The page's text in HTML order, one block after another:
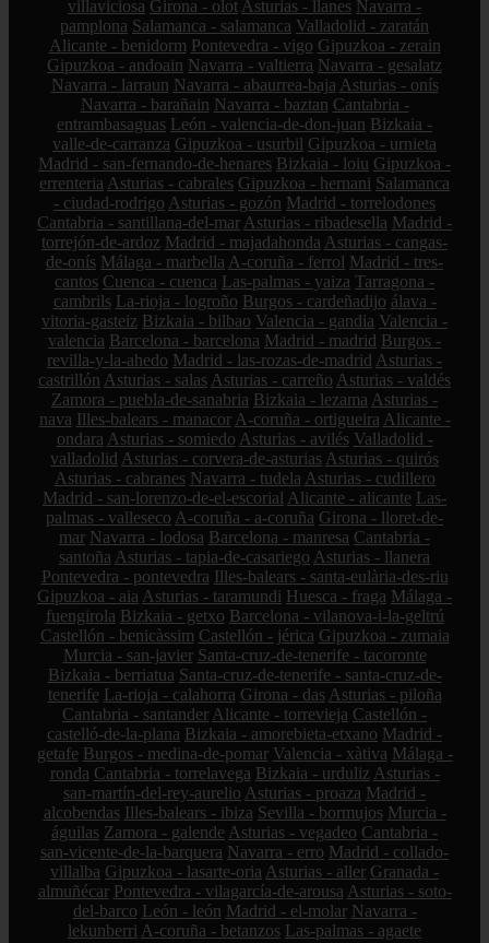
villaviciosa Girona - olot Asturias - llanes Navarra -
pamplona Salamanca - salamanca Valladolid - zaratán
Alicante - benidorm Pontevedra - vigo Gipuzkoa - zerain
Gipuzkoa - andoain Navarra - valtierra Navarra - gesalatz
Navarra - larraun Navarra - abaurrea-baja Asturias - onís
Navarra - barañain Navarra - baztan Cantabria -
entrambasaguas León - valencia-de-don-juan Bizkaia -
valle-de-carranza Gipuzkoa - usurbil Gipuzkoa - urnieta
Madrid - san-fernando-de-henares Bizkaia - loiu Gipuzkoa -
errenteria Asturias - cabrales Gipuzkoa - hernani Salamanca
- ciudad-rodrigo Asturias - gozón Madrid - torrelodones
Cantabria - santillana-del-mar Asturias - ribadesella Madrid -
torrejón-de-ardoz Madrid - majadahonda Asturias - cangas-
de-onís Málaga - marbella A-coruña - ferrol Madrid - tres-
cantos Cuenca - cuenca Las-palmas - yaiza Tarragona -
cambrils La-rioja - logroño Burgos - cardeñadijo álava -
vitoria-gasteiz Bizkaia - bilbao Valencia - gandia Valencia -
valencia Barcelona - barcelona Madrid - madrid Burgos -
revilla-y-la-ahedo Madrid - las-rozas-de-madrid Asturias -
castrillón Asturias - salas Asturias - carreño Asturias - valdés
Zamora - puebla-de-sanabria Bizkaia - lezama Asturias -
nava Illes-balears - manacor A-coruña - ortigueira Alicante -
ondara Asturias - somiedo Asturias - avilés Valladolid -
valladolid Asturias - corvera-de-asturias Asturias - quirós
Asturias - cabranes Navarra - tudela Asturias - cudillero
Madrid - san-lorenzo-de-el-escorial Alicante - alicante Las-
palmas - valleseco A-coruña - a-coruña Girona - lloret-de-
mar Navarra - lodosa Barcelona - manresa Cantabria -
santoña Asturias - tapia-de-casariego Asturias - llanera
Pontevedra - pontevedra Illes-balears - santa-eulària-des-riu
Gipuzkoa - aia Asturias - taramundi Huesca - fraga Málaga -
fuengirola Bizkaia - getxo Barcelona - vilanova-i-la-geltrú
Castellón - benicàssim Castellón - jérica Gipuzkoa - zumaia
Murcia - san-javier Santa-cruz-de-tenerife - tacoronte
Bizkaia - berriatua Santa-cruz-de-tenerife - santa-cruz-de-
tenerife La-rioja - calahorra Girona - das Asturias - piloña
Cantabria - santander Alicante - torrevieja Castellón -
castelló-de-la-plana Bizkaia - amorebieta-etxano Madrid -
getafe Burgos - medina-de-pomar Valencia - xàtiva Málaga -
ronda Cantabria - torrelavega Bizkaia - urduliz Asturias -
san-martín-del-rey-aurelio Asturias - proaza Madrid -
alcobendas Illes-balears - ibiza Sevilla - bormujos Murcia -
águilas Zamora - galende Asturias - vegadeo Cantabria -
san-vicente-de-la-barquera Navarra - erro Madrid - collado-
villalba Gipuzkoa - lasarte-oria Asturias - aller Granada -
almuñécar Pontevedra - vilagarcía-de-arousa Asturias - soto-
del-barco León - león Madrid - el-molar Navarra -
lekunberri A-coruña - betanzos Las-palmas - agaete